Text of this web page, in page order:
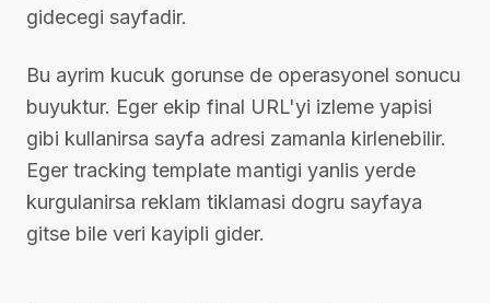
gidecegi sayfadir.
Bu ayrim kucuk gorunse de operasyonel sonucu
buyuktur. Eger ekip final URL'yi izleme yapisi
gibi kullanirsa sayfa adresi zamanla kirlenebilir.
Eger tracking template mantigi yanlis yerde
kurgulanirsa reklam tiklamasi dogru sayfaya
gitse bile veri kayipli gider.